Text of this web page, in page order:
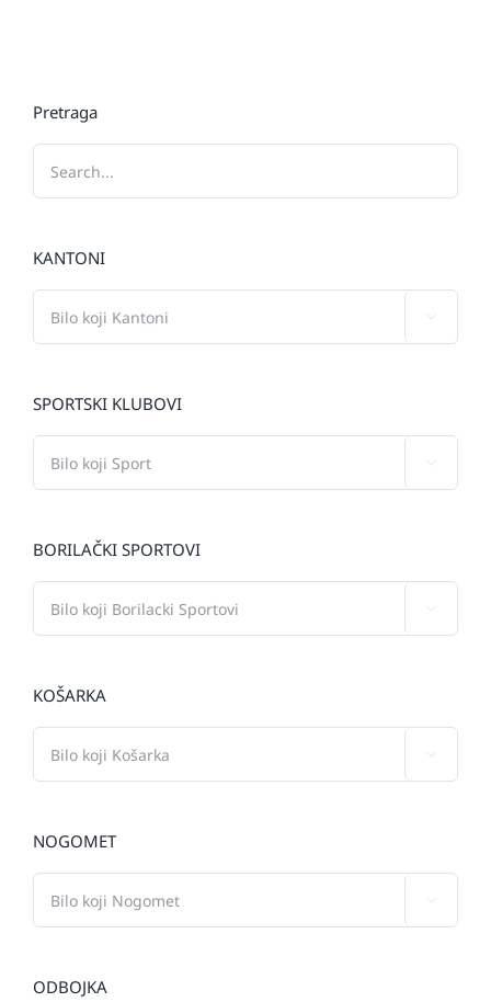
Pretraga
KANTONI
SPORTSKI KLUBOVI
BORILAČKI SPORTOVI
KOŠARKA
NOGOMET
ODBOJKA